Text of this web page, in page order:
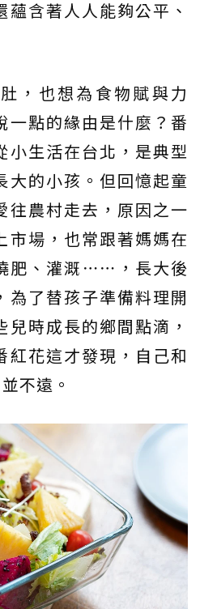
含著人人能夠公平、
，也想為食物賦與力
一點的緣由是什麼？番
小生活在台北，是典型
大的小孩。但回憶起童
往農村走去，原因之一
市場，也常跟著媽媽在
肥、灌溉⋯⋯，長大後
為了替孩子準備料理開
時成長的鄉間點滴，
紅花這才發現，自己和
不遠。